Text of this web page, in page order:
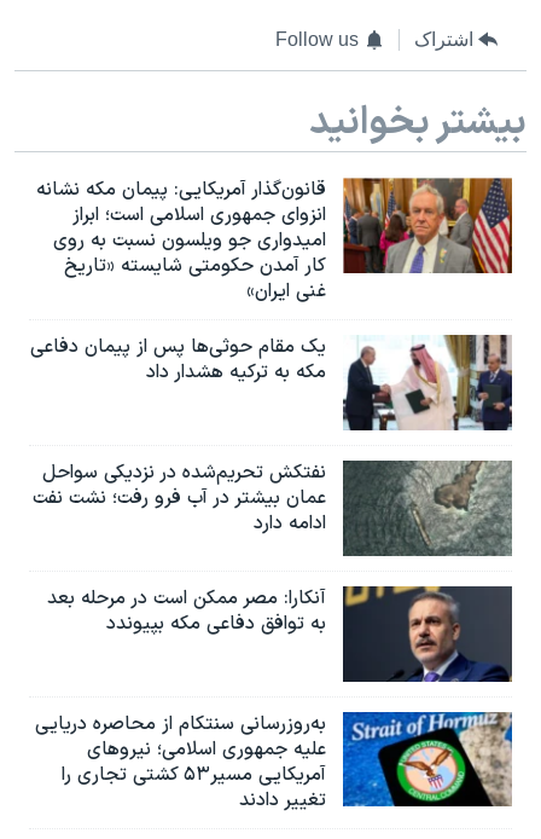
اشتراک Follow us
بیشتر بخوانید
قانون‌گذار آمریکایی: پیمان مکه نشانه
انزوای جمهوری اسلامی است؛ ابراز
امیدواری جو ویلسون نسبت به روی
کار آمدن حکومتی شایسته «تاریخ
غنی ایران»
یک مقام حوثی‌ها پس از پیمان دفاعی
مکه به ترکیه هشدار داد
نفتکش تحریم‌شده در نزدیکی سواحل
عمان بیشتر در آب فرو رفت؛ نشت نفت
ادامه دارد
آنکارا: مصر ممکن است در مرحله بعد
به توافق دفاعی مکه بپیوندد
به‌روزرسانی سنتکام از محاصره دریایی
علیه جمهوری اسلامی؛ نیروهای
آمریکایی مسیر۵۳ کشتی تجاری را
تغییر دادند